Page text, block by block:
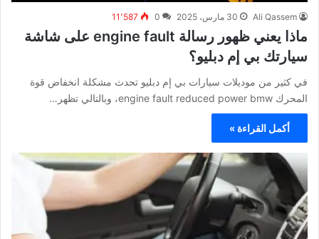
Ali Qassem 30 مارس، 2025 0 11٬587
ماذا يعني ظهور رسالة engine fault على شاشة
سيارتك بي إم دبليو؟
في كثير من موديلات سيارات بي إم دبليو تحدث مشكلة انخفاض قوة
المحرك engine fault reduced power bmw، وبالتالي تظهر…
أكمل القراءة »